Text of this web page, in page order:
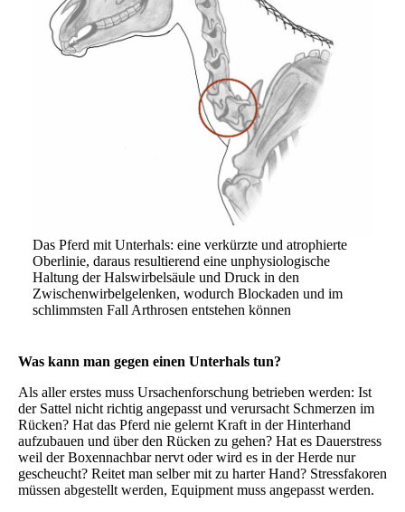
Das Pferd mit Unterhals: eine verkürzte und atrophierte
Oberlinie, daraus resultierend eine unphysiologische
Haltung der Halswirbelsäule und Druck in den
Zwischenwirbelgelenken, wodurch Blockaden und im
schlimmsten Fall Arthrosen entstehen können
Was kann man gegen einen Unterhals tun?
Als aller erstes muss Ursachenforschung betrieben werden: Ist
der Sattel nicht richtig angepasst und verursacht Schmerzen im
Rücken? Hat das Pferd nie gelernt Kraft in der Hinterhand
aufzubauen und über den Rücken zu gehen? Hat es Dauerstress
weil der Boxennachbar nervt oder wird es in der Herde nur
gescheucht? Reitet man selber mit zu harter Hand? Stressfakoren
müssen abgestellt werden, Equipment muss angepasst werden.